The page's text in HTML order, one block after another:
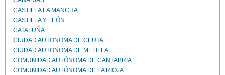
CASTILLA LA MANCHA
CASTILLA Y LEÓN
CATALUÑA
CIUDAD AUTONOMA DE CEUTA
CIUDAD AUTONOMA DE MELILLA
COMUNIDAD AUTÓNOMA DE CANTABRIA
COMUNIDAD AUTÓNOMA DE LA RIOJA